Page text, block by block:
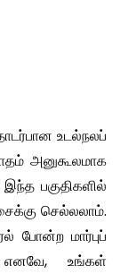
உடல்நலப்
அனுகூலமாக
பகுதிகளில்
செல்லலாம்.
போன்ற மார்புப்
எனவே, உங்கள்